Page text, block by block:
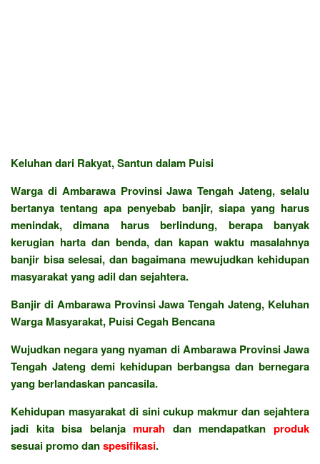
Keluhan dari Rakyat, Santun dalam Puisi
Warga di Ambarawa Provinsi Jawa Tengah Jateng, selalu
bertanya tentang apa penyebab banjir, siapa yang harus
menindak, dimana harus berlindung, berapa banyak
kerugian harta dan benda, dan kapan waktu masalahnya
banjir bisa selesai, dan bagaimana mewujudkan kehidupan
masyarakat yang adil dan sejahtera.
Banjir di Ambarawa Provinsi Jawa Tengah Jateng, Keluhan
Warga Masyarakat, Puisi Cegah Bencana
Wujudkan negara yang nyaman di Ambarawa Provinsi Jawa
Tengah Jateng demi kehidupan berbangsa dan bernegara
yang berlandaskan pancasila.
Kehidupan masyarakat di sini cukup makmur dan sejahtera
jadi kita bisa belanjamurah dan mendapatkanproduk
sesuai promo danspesifikasi.